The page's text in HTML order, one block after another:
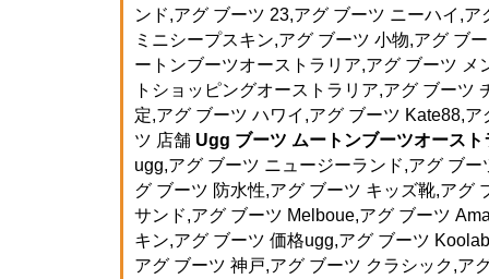
ンド,アグ ブーツ 23,アグ ブーツ ニーハイ,
ミニシープスキン,アグ ブーツ 小物,アグ ブ
ートンブーツオーストラリア,アグ ブーツ メ
トショッピングオーストラリア,アグ ブーツ
定,アグ ブーツ ハワイ,アグ ブーツ Kate88,
ツ 店舗 Ugg ブーツ ムートンブーツオースト
ugg,アグ ブーツ ニュージーランド,アグ ブ
グ ブーツ 防水性,アグ ブーツ キッズ靴,アグ
サンド,アグ ブーツ Melboue,アグ ブーツ
キン,アグ ブーツ 価格ugg,アグ ブーツ
アグ ブーツ 神戸,アグ ブーツ クラシック,ア